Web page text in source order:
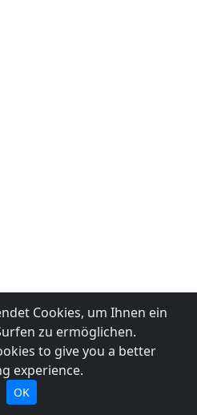
Cookies, um Ihnen ein
zu ermöglichen.
to give you a better
experience.
OK